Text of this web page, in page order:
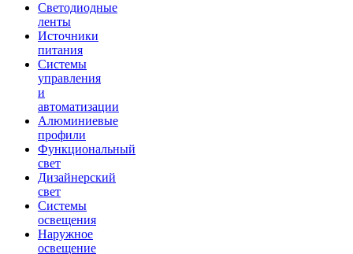
Светодиодные
ленты
Источники
питания
Системы
управления
и
автоматизации
Алюминиевые
профили
Функциональный
свет
Дизайнерский
свет
Системы
освещения
Наружное
освещение